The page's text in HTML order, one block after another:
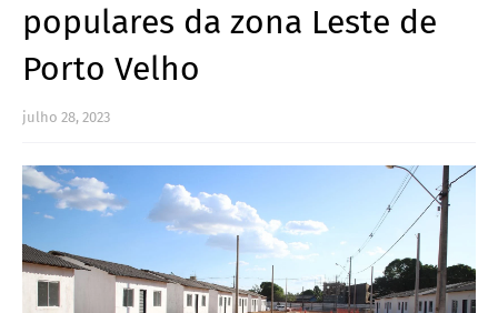
populares da zona Leste de
Porto Velho
julho 28, 2023